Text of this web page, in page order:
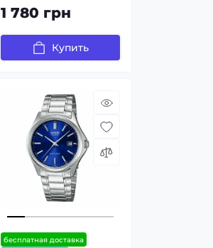
1 780 грн
Купить
бесплатная доставка